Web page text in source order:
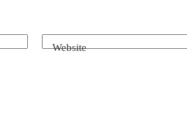
Website